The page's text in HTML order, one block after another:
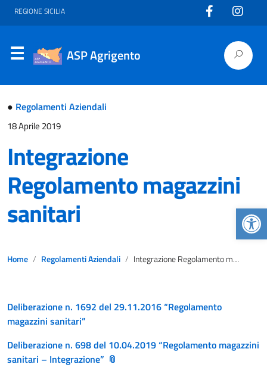
REGIONE SICILIA
ASP Agrigento
● Regolamenti Aziendali
18 Aprile 2019
Integrazione
Regolamento magazzini
sanitari
Home Regolamenti Aziendali Integrazione Regolamento magazzini sanitari
Deliberazione n. 1692 del 29.11.2016 “Regolamento
magazzini sanitari”
Deliberazione n. 698 del 10.04.2019 “Regolamento magazzini
sanitari – Integrazione”